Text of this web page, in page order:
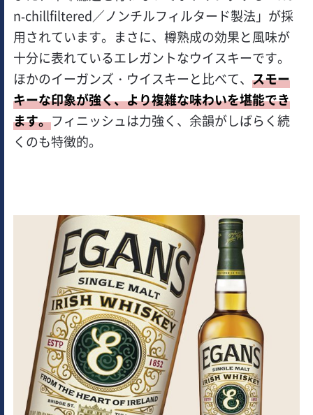
n-chillfiltered／ノンチルフィルタード製法」が採
用されています。まさに、樽熟成の効果と風味が
十分に表れているエレガントなウイスキーです。
ほかのイーガンズ・ウイスキーと比べて、スモー
キーな印象が強く、より複雑な味わいを堪能でき
ます。フィニッシュは力強く、余韻がしばらく続
くのも特徴的。